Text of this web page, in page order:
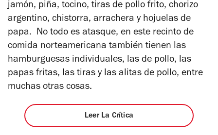
jamón, piña, tocino, tiras de pollo frito, chorizo
argentino, chistorra, arrachera y hojuelas de
papa. No todo es atasque, en este recinto de
comida norteamericana también tienen las
hamburguesas individuales, las de pollo, las
papas fritas, las tiras y las alitas de pollo, entre
muchas otras cosas.
Leer La Crítica